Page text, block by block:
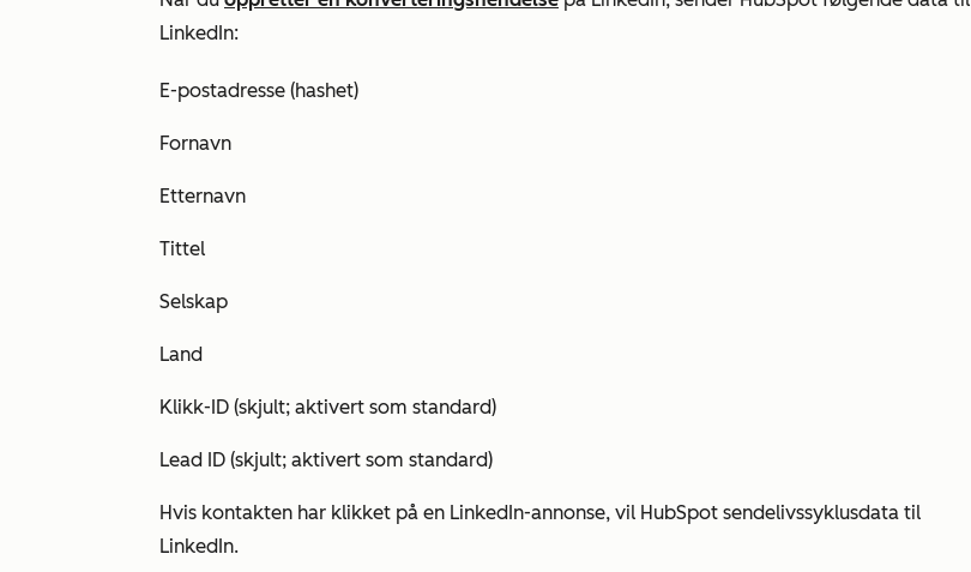
LinkedIn:
E-postadresse (hashet)
Fornavn
Etternavn
Tittel
Selskap
Land
Klikk-ID (skjult; aktivert som standard)
Lead ID (skjult; aktivert som standard)
Hvis kontakten har klikket på en LinkedIn-annonse, vil HubSpot sendelivssyklusdata til
LinkedIn.